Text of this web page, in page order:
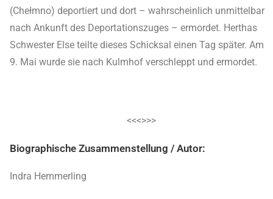
(Chełmno) deportiert und dort – wahrscheinlich unmittelbar
nach Ankunft des Deportationszuges – ermordet. Herthas
Schwester Else teilte dieses Schicksal einen Tag später. Am
9. Mai wurde sie nach Kulmhof verschleppt und ermordet.
<<<>>>
Biographische Zusammenstellung / Autor:
Indra Hemmerling